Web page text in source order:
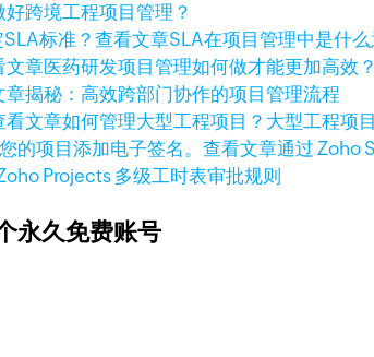
好跨境工程项目管理？
查看文章SLA在项目管理中是什
文章医药研发项目管理如何做才能更加高效？
章揭秘：高效跨部门协作的项目管理流程
看文章如何管理大型工程项目？大型工程项
查看文章通过 Zoho
Projects 多级工时表审批规则
永久免费账号